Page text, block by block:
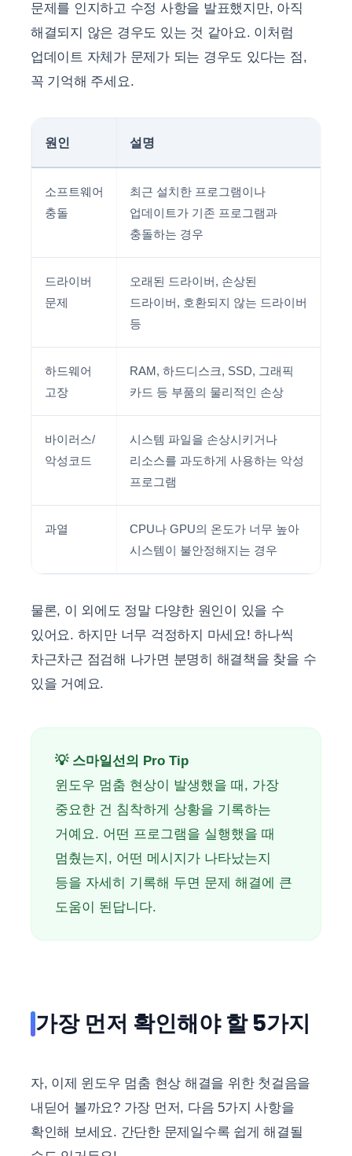
문제를 인지하고 수정 사항을 발표했지만, 아직
해결되지 않은 경우도 있는 것 같아요. 이처럼
업데이트 자체가 문제가 되는 경우도 있다는 점,
꼭 기억해 주세요.
원인 설명
소프트웨어
충돌
최근 설치한 프로그램이나
업데이트가 기존 프로그램과
충돌하는 경우
드라이버
문제
오래된 드라이버, 손상된
드라이버, 호환되지 않는 드라이버
등
하드웨어
고장
RAM, 하드디스크, SSD, 그래픽
카드 등 부품의 물리적인 손상
바이러스/
악성코드
시스템 파일을 손상시키거나
리소스를 과도하게 사용하는 악성
프로그램
과열
CPU나 GPU의 온도가 너무 높아
시스템이 불안정해지는 경우
물론, 이 외에도 정말 다양한 원인이 있을 수
있어요. 하지만 너무 걱정하지 마세요! 하나씩
차근차근 점검해 나가면 분명히 해결책을 찾을 수
있을 거예요.
💡 스마일선의 Pro Tip
윈도우 멈춤 현상이 발생했을 때, 가장
중요한 건 침착하게 상황을 기록하는
거예요. 어떤 프로그램을 실행했을 때
멈췄는지, 어떤 메시지가 나타났는지
등을 자세히 기록해 두면 문제 해결에 큰
도움이 된답니다.
가장 먼저 확인해야 할 5가지
자, 이제 윈도우 멈춤 현상 해결을 위한 첫걸음을
내딛어 볼까요? 가장 먼저, 다음 5가지 사항을
확인해 보세요. 간단한 문제일수록 쉽게 해결될